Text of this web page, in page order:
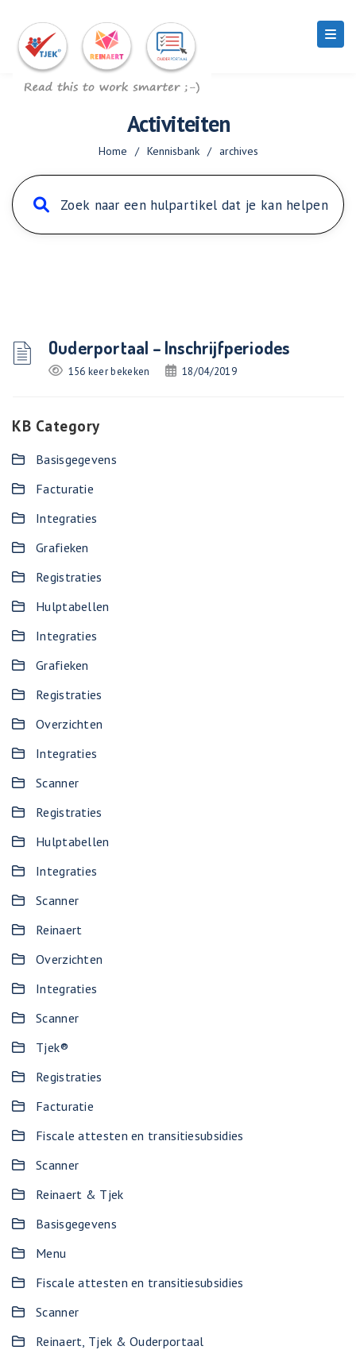
Activiteiten
Home / Kennisbank / archives
Ouderportaal – Inschrijfperiodes
156 keer bekeken 18/04/2019
KB Category
Basisgegevens
Facturatie
Integraties
Grafieken
Registraties
Hulptabellen
Integraties
Grafieken
Registraties
Overzichten
Integraties
Scanner
Registraties
Hulptabellen
Integraties
Scanner
Reinaert
Overzichten
Integraties
Scanner
Tjek®
Registraties
Facturatie
Fiscale attesten en transitiesubsidies
Scanner
Reinaert & Tjek
Basisgegevens
Menu
Fiscale attesten en transitiesubsidies
Scanner
Reinaert, Tjek & Ouderportaal